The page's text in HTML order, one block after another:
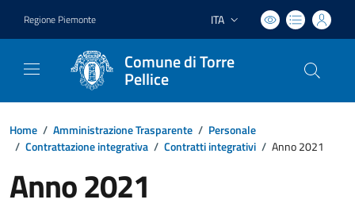
Regione Piemonte Lingua attiva:
ITA
Comune di Torre
Pellice
Home / Amministrazione Trasparente / Personale
/ Contrattazione integrativa / Contratti integrativi / Anno 2021
Anno 2021